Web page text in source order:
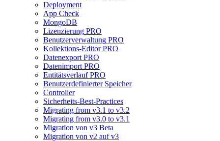
Deployment
App Check
MongoDB
Lizenzierung PRO
Benutzerverwaltung PRO
Kollektions-Editor PRO
Datenexport PRO
Datenimport PRO
Entitätsverlauf PRO
Benutzerdefinierter Speicher
Controller
Sicherheits-Best-Practices
Migrating from v3.1 to v3.2
Migrating from v3.0 to v3.1
Migration von v3 Beta
Migration von v2 auf v3